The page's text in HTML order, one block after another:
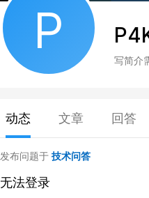
P
写简介
动态 文章 回答
发布问题于 技术问答
无法登录